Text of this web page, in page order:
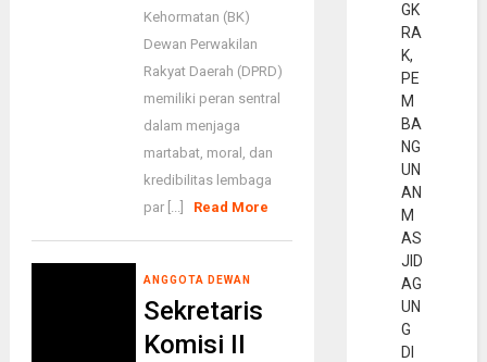
Kehormatan (BK)
Dewan Perwakilan
Rakyat Daerah (DPRD)
memiliki peran sentral
dalam menjaga
martabat, moral, dan
kredibilitas lembaga
par [...]
Read More
ANGGOTA DEWAN
Sekretaris
Komisi II
GK
RA
K,
PE
M
BA
NG
UN
AN
M
AS
JID
AG
UN
G
DI